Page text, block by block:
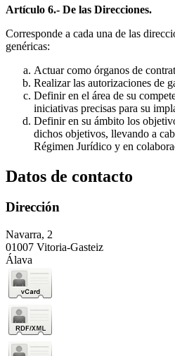
Artículo 6.- De las Direcciones.
Corresponde a cada una de las
genéricas:
Actuar como órganos de
Realizar las autorizaciones de
Definir en el área de su
iniciativas precisas para su
Definir en su ámbito los
dichos objetivos, llevando a
Régimen Jurídico y en
Datos de contacto
Dirección
Navarra, 2
01007 Vitoria-Gasteiz
Álava